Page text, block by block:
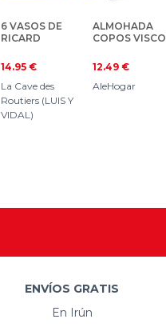
6 VASOS DE
RICARD
14.95 €
La Cave des
Routiers (LUIS Y
VIDAL)
ALMOHADA
COPOS VISCO
12.49 €
AleHogar
ENVÍOS GRATIS
En Irún